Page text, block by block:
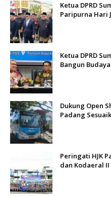
Ketua DPRD
Paripurna Hari
Ketua DPRD
Bangun
Dukung Open
Padang
Peringati HJK
dan Kodaeral II